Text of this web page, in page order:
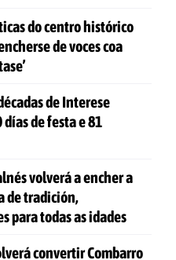
do centro histórico
de voces coa
de Interese
de festa e 81
volverá a encher a
de tradición,
para todas as idades
convertir Combarro